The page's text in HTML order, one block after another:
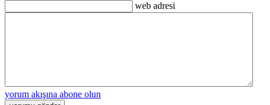
web adresi
yorum akışına abone olun